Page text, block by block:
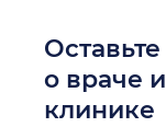
о враче
клинике